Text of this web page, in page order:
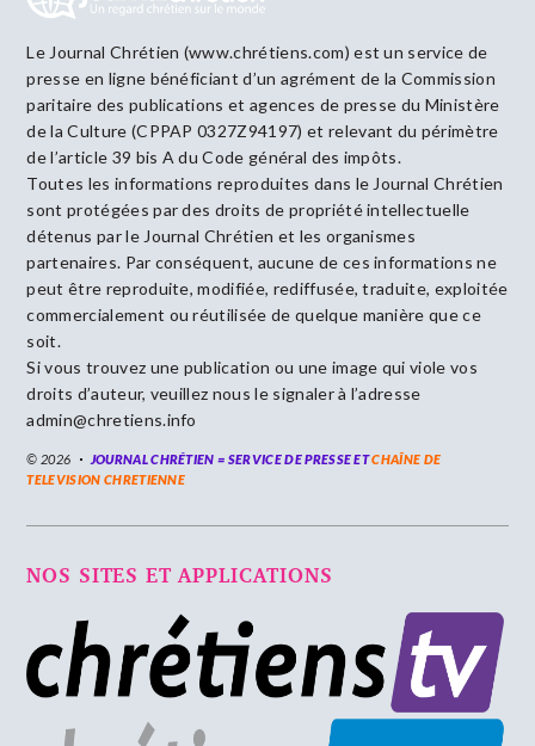
Le Journal Chrétien (www.chrétiens.com) est un service de
presse en ligne bénéficiant d’un agrément de la Commission
paritaire des publications et agences de presse du Ministère
de la Culture (CPPAP 0327Z94197) et relevant du périmètre
de l’article 39 bis A du Code général des impôts.
Toutes les informations reproduites dans le Journal Chrétien
sont protégées par des droits de propriété intellectuelle
détenus par le Journal Chrétien et les organismes
partenaires. Par conséquent, aucune de ces informations ne
peut être reproduite, modifiée, rediffusée, traduite, exploitée
commercialement ou réutilisée de quelque manière que ce
soit.
Si vous trouvez une publication ou une image qui viole vos
droits d’auteur, veuillez nous le signaler à l’adresse
admin@chretiens.info
© 2026 JOURNAL CHRÉTIEN = SERVICE DE PRESSE ETCHAÎNE DE
TELEVISION CHRETIENNE
NOS SITES ET APPLICATIONS